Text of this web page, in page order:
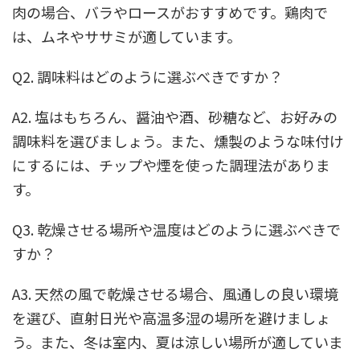
肉の場合、バラやロースがおすすめです。鶏肉で
は、ムネやササミが適しています。
Q2. 調味料はどのように選ぶべきですか？
A2. 塩はもちろん、醤油や酒、砂糖など、お好みの
調味料を選びましょう。また、燻製のような味付け
にするには、チップや煙を使った調理法がありま
す。
Q3. 乾燥させる場所や温度はどのように選ぶべきで
すか？
A3. 天然の風で乾燥させる場合、風通しの良い環境
を選び、直射日光や高温多湿の場所を避けましょ
う。また、冬は室内、夏は涼しい場所が適していま